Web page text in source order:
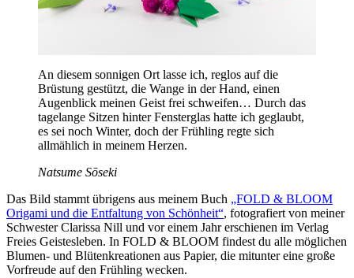
An diesem sonnigen Ort lasse ich, reglos auf die
Brüstung gestützt, die Wange in der Hand, einen
Augenblick meinen Geist frei schweifen… Durch das
tagelange Sitzen hinter Fensterglas hatte ich geglaubt,
es sei noch Winter, doch der Frühling regte sich
allmählich in meinem Herzen.
Natsume Sōseki
Das Bild stammt übrigens aus meinem Buch „FOLD & BLOOM
Origami und die Entfaltung von Schönheit“, fotografiert von meiner
Schwester Clarissa Nill und vor einem Jahr erschienen im Verlag
Freies Geistesleben. In FOLD & BLOOM findest du alle möglichen
Blumen- und Blütenkreationen aus Papier, die mitunter eine große
Vorfreude auf den Frühling wecken.